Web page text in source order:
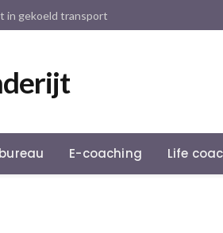
in gekoeld transport
E-coaching Life